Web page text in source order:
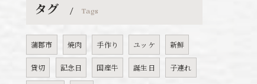
タグ Tags
蒲郡市 焼肉 手作り ユッケ 新鮮
貸切 記念日 国産牛 誕生日 子連れ